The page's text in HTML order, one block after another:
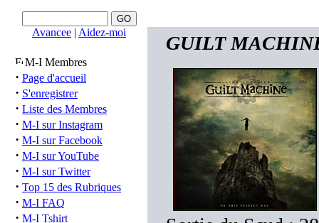
Avancee | Aidez-moi
M-I Membres
· Page d'accueil
· S'enregistrer
· Liste des Membres
· M-I sur Instagram
· M-I sur Facebook
· M-I sur YouTube
· M-I sur Twitter
· Top 15 des Rubriques
· M-I FAQ
· M-I Tshirt
GUILT